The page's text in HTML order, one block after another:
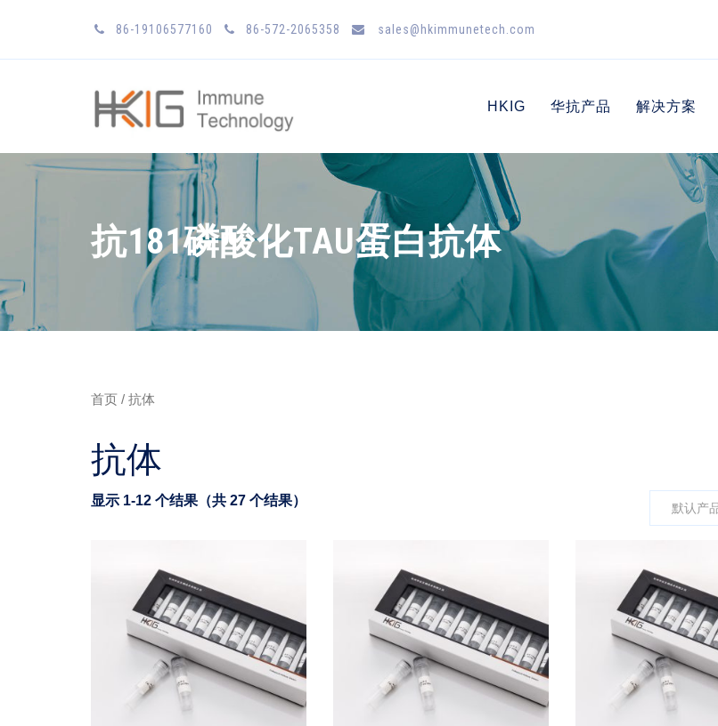
86-19106577160 86-572-2065358 sales@hkimmunetech.com
HKIG 华抗产品 解决方案
抗181磷酸化TAU蛋白抗体
首页 / 抗体
抗体
显示 1-12 个结果（共 27 个结果）